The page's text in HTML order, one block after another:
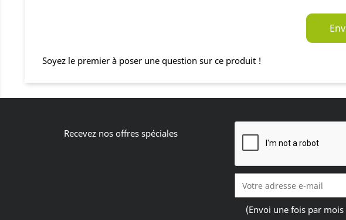
Soyez le premier à poser une question sur ce produit !
Recevez nos offres spéciales
(Envoi une fois par